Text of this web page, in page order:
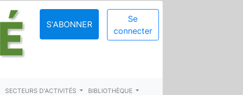
S'ABONNER
Se
connecter
SECTEURS D'ACTIVITÉS BIBLIOTHÈQUE